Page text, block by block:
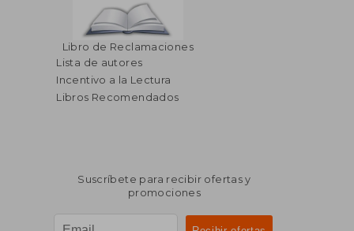
Libro de Reclamaciones
Lista de autores
Incentivo a la Lectura
Libros Recomendados
Suscríbete para recibir ofertas y
promociones